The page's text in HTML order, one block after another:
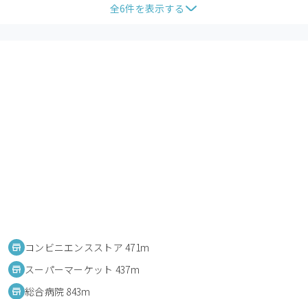
全6件を表示する
コンビニエンスストア 471m
スーパーマーケット 437m
総合病院 843m